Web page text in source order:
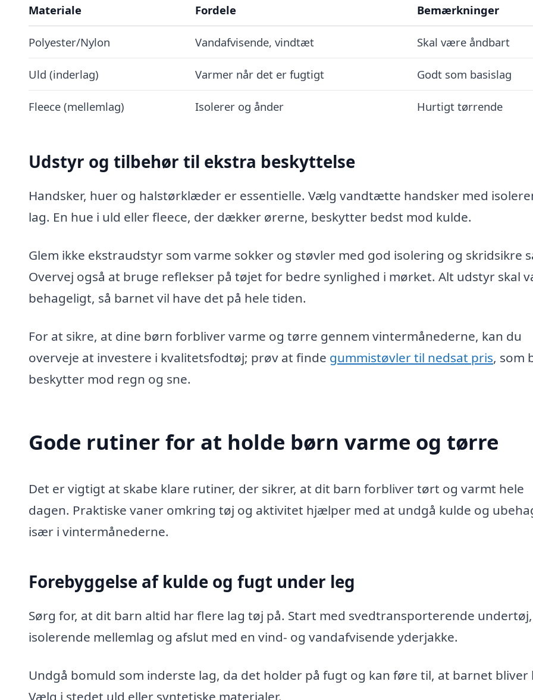
Materiale Fordele Bemærkninger
Polyester/Nylon Vandafvisende, vindtæt Skal være åndbart
Uld (inderlag) Varmer når det er fugtigt Godt som basislag
Fleece (mellemlag) Isolerer og ånder Hurtigt tørrende
Udstyr og tilbehør til ekstra beskyttelse
Handsker, huer og halstørklæder er essentielle. Vælg vandtætte handsker med
lag. En hue i uld eller fleece, der dækker ørerne, beskytter bedst mod kulde.
Glem ikke ekstraudstyr som varme sokker og støvler med god isolering og skridsikre
Overvej også at bruge reflekser på tøjet for bedre synlighed i mørket. Alt udstyr skal
behageligt, så barnet vil have det på hele tiden.
For at sikre, at dine børn forbliver varme og tørre gennem vintermånederne, kan du
overveje at investere i kvalitetsfodtøj; prøv at finde gummistøvler til nedsat pris, som
beskytter mod regn og sne.
Gode rutiner for at holde børn varme og tørre
Det er vigtigt at skabe klare rutiner, der sikrer, at dit barn forbliver tørt og varmt hele
dagen. Praktiske vaner omkring tøj og aktivitet hjælper med at undgå kulde og
især i vintermånederne.
Forebyggelse af kulde og fugt under leg
Sørg for, at dit barn altid har flere lag tøj på. Start med svedtransporterende
isolerende mellemlag og afslut med en vind- og vandafvisende yderjakke.
Undgå bomuld som inderste lag, da det holder på fugt og kan føre til, at barnet bliver
Vælg i stedet uld eller syntetiske materialer.